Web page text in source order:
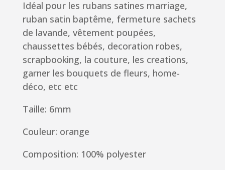
Idéal pour les rubans satines marriage,
ruban satin baptême, fermeture sachets
de lavande, vêtement poupées,
chaussettes bébés, decoration robes,
scrapbooking, la couture, les creations,
garner les bouquets de fleurs, home-
déco, etc etc
Taille: 6mm
Couleur: orange
Composition: 100% polyester